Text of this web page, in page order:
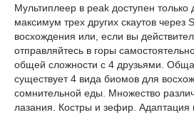
Мультиплеер в peak доступен только
максимум трех других скаутов через
восхождения или, если вы
отправляйтесь в горы
общей сложности с 4 друзьями.
существует 4 вида биомов для
сомнительной еды. Множество
лазания. Костры и зефир. Адаптация